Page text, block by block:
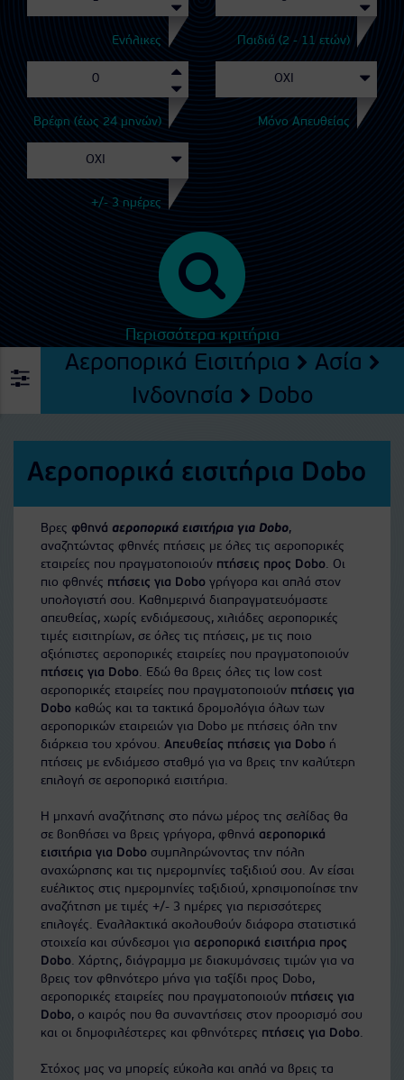
Ενήλικες Παιδιά (2 - 11 ετών)
Βρέφη (έως 24 μηνών) Μόνο Απευθείας
+/- 3 ημέρες
Περισσότερα κριτήρια
Αεροπορικά Εισιτήρια
Ασία
Ινδονησία
Dobo
Αεροπορικά εισιτήρια Dobo
Βρες φθηνά αεροπορικά εισιτήρια για Dobo,
αναζητώντας φθηνές πτήσεις με όλες τις αεροπορικές
εταιρείες που πραγματοποιούν πτήσεις προς Dobo. Οι
πιο φθηνές πτήσεις για Dobo γρήγορα και απλά στον
υπολογιστή σου. Καθημερινά διαπραγματευόμαστε
απευθείας, χωρίς ενδιάμεσους, χιλιάδες αεροπορικές
τιμές εισιτηρίων, σε όλες τις πτήσεις, με τις ποιο
αξιόπιστες αεροπορικές εταιρείες που πραγματοποιούν
πτήσεις για Dobo. Εδώ θα βρεις όλες τις low cost
αεροπορικές εταιρείες που πραγματοποιούν πτήσεις για
Dobo καθώς και τα τακτικά δρομολόγια όλων των
αεροπορικών εταιρειών για Dobo με πτήσεις όλη την
διάρκεια του χρόνου. Απευθείας πτήσεις για Dobo ή
πτήσεις με ενδιάμεσο σταθμό για να βρεις την καλύτερη
επιλογή σε αεροπορικά εισιτήρια.
Η μηχανή αναζήτησης στο πάνω μέρος της σελίδας θα
σε βοηθήσει να βρεις γρήγορα, φθηνά αεροπορικά
εισιτήρια για Dobo συμπληρώνοντας την πόλη
αναχώρησης και τις ημερομηνίες ταξιδιού σου. Αν είσαι
ευέλικτος στις ημερομηνίες ταξιδιού, χρησιμοποίησε την
αναζήτηση με τιμές +/- 3 ημέρες για περισσότερες
επιλογές. Εναλλακτικά ακολουθούν διάφορα στατιστικά
στοιχεία και σύνδεσμοι για αεροπορικά εισιτήρια προς
Dobo. Χάρτης, διάγραμμα με διακυμάνσεις τιμών για να
βρεις τον φθηνότερο μήνα για ταξίδι προς Dobo,
αεροπορικές εταιρείες που πραγματοποιούν πτήσεις για
Dobo, ο καιρός που θα συναντήσεις στον προορισμό σου
και οι δημοφιλέστερες και φθηνότερες πτήσεις για Dobo.
Στόχος μας να μπορείς εύκολα και απλά να βρεις τα